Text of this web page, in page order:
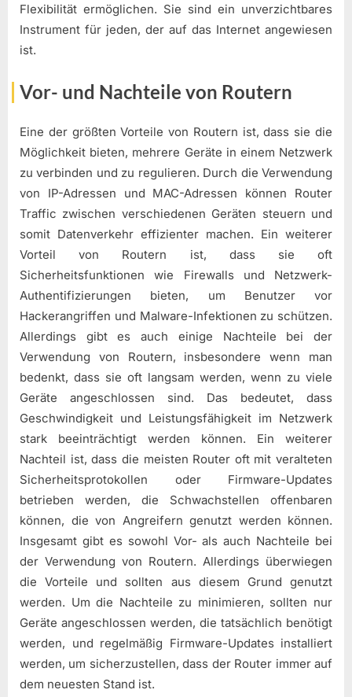
Flexibilität ermöglichen. Sie sind ein unverzichtbares
Instrument für jeden, der auf das Internet angewiesen
ist.
Vor- und Nachteile von Routern
Eine der größten Vorteile von Routern ist, dass sie die
Möglichkeit bieten, mehrere Geräte in einem Netzwerk
zu verbinden und zu regulieren. Durch die Verwendung
von IP-Adressen und MAC-Adressen können Router
Traffic zwischen verschiedenen Geräten steuern und
somit Datenverkehr effizienter machen. Ein weiterer
Vorteil von Routern ist, dass sie oft
Sicherheitsfunktionen wie Firewalls und Netzwerk-
Authentifizierungen bieten, um Benutzer vor
Hackerangriffen und Malware-Infektionen zu schützen.
Allerdings gibt es auch einige Nachteile bei der
Verwendung von Routern, insbesondere wenn man
bedenkt, dass sie oft langsam werden, wenn zu viele
Geräte angeschlossen sind. Das bedeutet, dass
Geschwindigkeit und Leistungsfähigkeit im Netzwerk
stark beeinträchtigt werden können. Ein weiterer
Nachteil ist, dass die meisten Router oft mit veralteten
Sicherheitsprotokollen oder Firmware-Updates
betrieben werden, die Schwachstellen offenbaren
können, die von Angreifern genutzt werden können.
Insgesamt gibt es sowohl Vor- als auch Nachteile bei
der Verwendung von Routern. Allerdings überwiegen
die Vorteile und sollten aus diesem Grund genutzt
werden. Um die Nachteile zu minimieren, sollten nur
Geräte angeschlossen werden, die tatsächlich benötigt
werden, und regelmäßig Firmware-Updates installiert
werden, um sicherzustellen, dass der Router immer auf
dem neuesten Stand ist.